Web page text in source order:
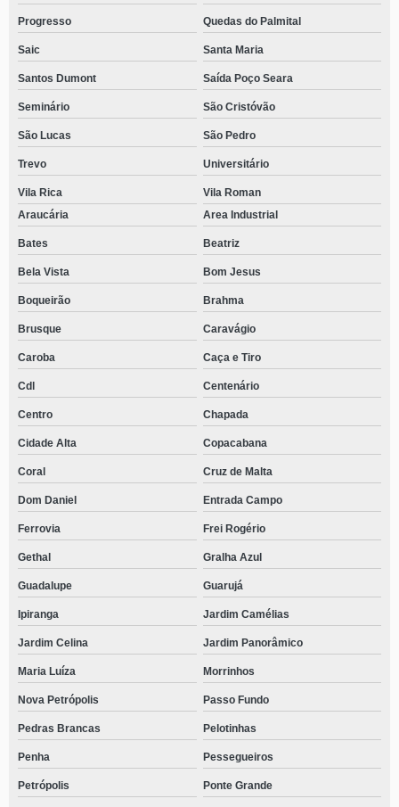
Progresso Quedas do Palmital
Saic Santa Maria
Santos Dumont Saída Poço Seara
Seminário São Cristóvão
São Lucas São Pedro
Trevo Universitário
Vila Rica
Vila Roman
Araucária
Area Industrial
Bates Beatriz
Bela Vista Bom Jesus
Boqueirão Brahma
Brusque Caravágio
Caroba Caça e Tiro
Cdl Centenário
Centro Chapada
Cidade Alta Copacabana
Coral Cruz de Malta
Dom Daniel Entrada Campo
Ferrovia Frei Rogério
Gethal Gralha Azul
Guadalupe Guarujá
Ipiranga Jardim Camélias
Jardim Celina Jardim Panorâmico
Maria Luíza Morrinhos
Nova Petrópolis Passo Fundo
Pedras Brancas Pelotinhas
Penha Pessegueiros
Petrópolis Ponte Grande